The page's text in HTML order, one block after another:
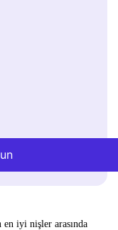
en iyi nişler arasında